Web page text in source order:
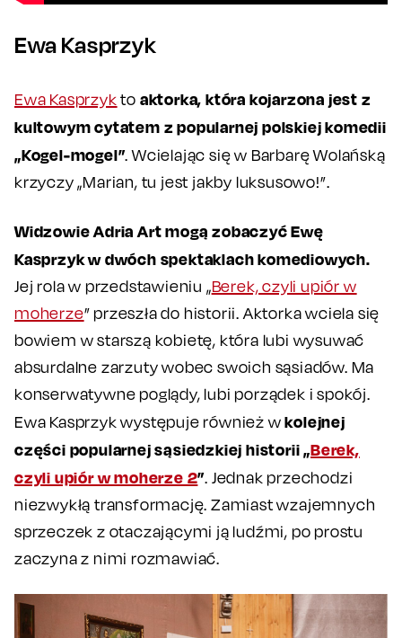
Ewa Kasprzyk
Ewa Kasprzykto aktorka, która kojarzona jest z
kultowym cytatem z popularnej polskiej komedii
„Kogel-mogel”. Wcielając się w Barbarę Wolańską
krzyczy „Marian, tu jest jakby luksusowo!”.
Widzowie Adria Art mogą zobaczyć Ewę
Kasprzyk w dwóch spektaklach komediowych.
Jej rola w przedstawieniu „Berek, czyli upiór w
moherze” przeszła do historii. Aktorka wciela się
bowiem w starszą kobietę, która lubi wysuwać
absurdalne zarzuty wobec swoich sąsiadów. Ma
konserwatywne poglądy, lubi porządek i spokój.
Ewa Kasprzyk występuje również wkolejnej
części popularnej sąsiedzkiej historii „Berek,
czyli upiór w moherze 2”. Jednak przechodzi
niezwykłą transformację. Zamiast wzajemnych
sprzeczek z otaczającymi ją ludźmi, po prostu
zaczyna z nimi rozmawiać.